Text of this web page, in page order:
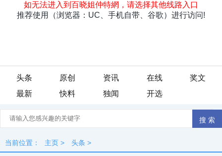
头条 原创 资讯 在线
奖文
最新
快料 独闻 开选
当前位置： 主页 > 头条 >